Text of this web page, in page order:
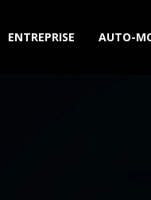
ENTREPRISE AUTO-